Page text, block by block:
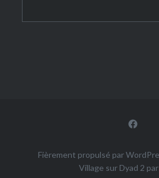
Fièrement propulsé par
Village sur Dyad 2 par